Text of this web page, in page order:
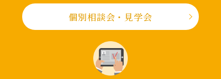
個別相談会・⾒学会